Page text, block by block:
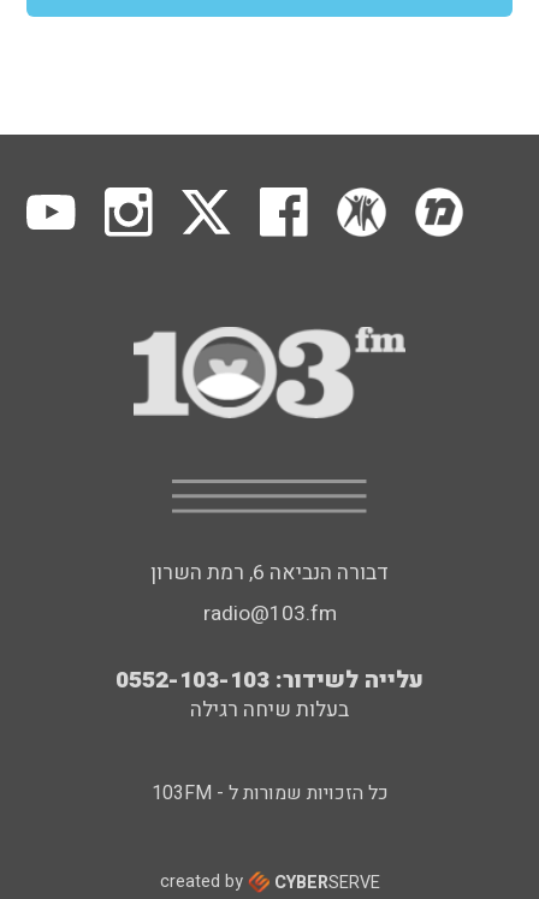
דבורה הנביאה 6, רמת השרון
radio@103.fm
עלייה לשידור: 0552-103-103
בעלות שיחה רגילה
כל הזכויות שמורות ל - 103FM
created by CYBERSERVE